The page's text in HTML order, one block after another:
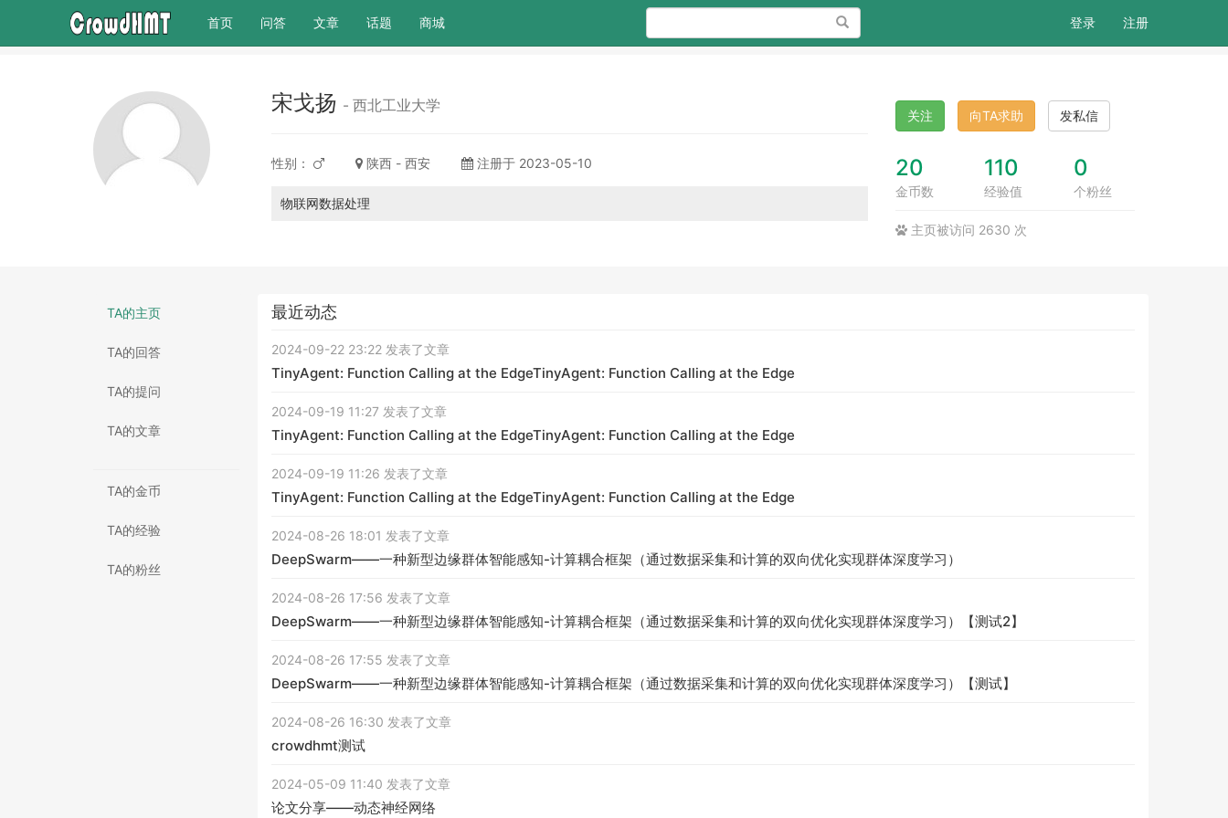
首页(current)
问答 文章 话题 商城 搜索 登录 注册
宋戈扬 - 西北工业大学
性别： 陕西 - 西安 注册于 2023-05-10
物联网数据处理
关注 向TA求助 发私信
20
金币数
110
经验值
0
个粉丝
主页被访问 2630 次
TA的主页
TA的回答
TA的提问
TA的文章
TA的金币
TA的经验
TA的粉丝
最近动态
2024-09-22 23:22 发表了文章
TinyAgent: Function Calling at the EdgeTinyAgent: Function Calling at the Edge
2024-09-19 11:27 发表了文章
TinyAgent: Function Calling at the EdgeTinyAgent: Function Calling at the Edge
2024-09-19 11:26 发表了文章
TinyAgent: Function Calling at the EdgeTinyAgent: Function Calling at the Edge
2024-08-26 18:01 发表了文章
DeepSwarm——一种新型边缘群体智能感知-计算耦合框架（通过数据采集和计算的双向优化实现群体深度学习）
2024-08-26 17:56 发表了文章
DeepSwarm——一种新型边缘群体智能感知-计算耦合框架（通过数据采集和计算的双向优化实现群体深度学习）【测试2】
2024-08-26 17:55 发表了文章
DeepSwarm——一种新型边缘群体智能感知-计算耦合框架（通过数据采集和计算的双向优化实现群体深度学习）【测试】
2024-08-26 16:30 发表了文章
crowdhmt测试
2024-05-09 11:40 发表了文章
论文分享——动态神经网络